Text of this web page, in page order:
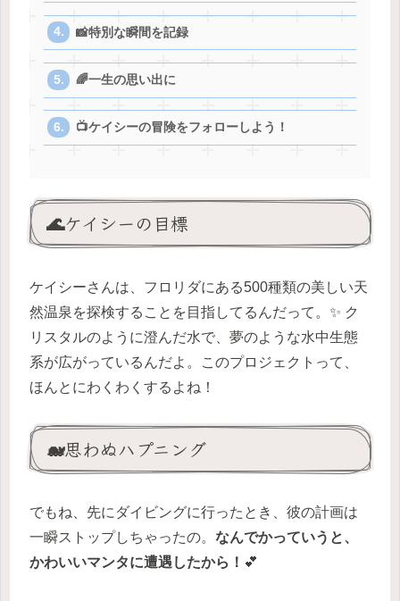
📸特別な瞬間を記録
🌈一生の思い出に
📺ケイシーの冒険をフォローしよう！
🌊ケイシーの目標
ケイシーさんは、フロリダにある500種類の美しい天
然温泉を探検することを目指してるんだって。✨ ク
リスタルのように澄んだ水で、夢のような水中生態
系が広がっているんだよ。このプロジェクトって、
ほんとにわくわくするよね！
🐋思わぬハプニング
でもね、先にダイビングに行ったとき、彼の計画は
一瞬ストップしちゃったの。 なんでかっていうと、
かわいいマンタに遭遇したから！ 💕